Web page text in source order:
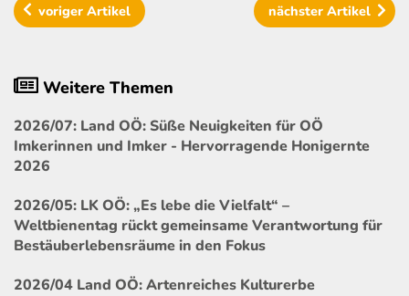
vorigerArtikel nächster Artikel
Weitere Themen
2026/07: Land OÖ: Süße Neuigkeiten für OÖ
Imkerinnen und Imker - Hervorragende Honigernte
2026
2026/05: LK OÖ: „Es lebe die Vielfalt“ –
Weltbienentag rückt gemeinsame Verantwortung für
Bestäuberlebensräume in den Fokus
2026/04 Land OÖ: Artenreiches Kulturerbe